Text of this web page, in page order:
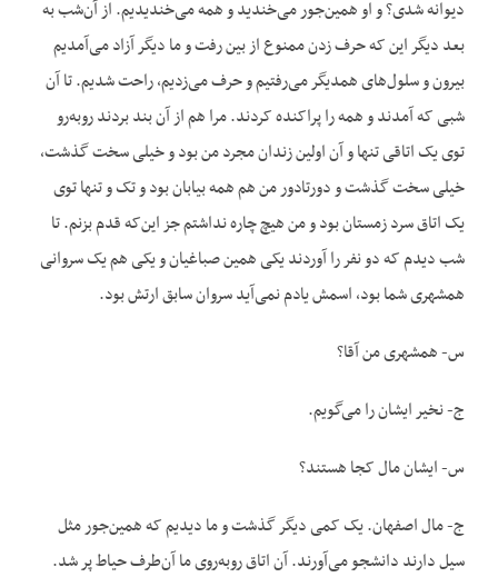
دیوانه شدی؟ و او همین‌جور می‌خندید و همه می‌خندیدیم. از آن‌شب به
بعد دیگر این که حرف زدن ممنوع از بین رفت و ما دیگر آزاد می‌آمدیم
بیرون و سلول‌های همدیگر می‌رفتیم و حرف می‌زدیم، راحت شدیم. تا آن‌
شبی که آمدند و همه را پراکنده کردند. مرا هم از آن بند بردند روبه‌رو
توی یک اتاقی تنها و آن اولین زندان مجرد من بود و خیلی سخت گذشت،
خیلی سخت گذشت و دورتادور من هم همه بیابان بود و تک و تنها توی
یک اتاق سرد زمستان بود و من هیچ چاره نداشتم جز این‌که قدم بزنم. تا
شب دیدم که دو نفر را آوردند یکی همین صباغیان و یکی هم یک سروانی
همشهری شما بود، اسمش یادم نمی‌آید سروان سابق ارتش بود.
س- همشهری من آقا؟
ج- نخیر ایشان را می‌گویم.
س- ایشان مال کجا هستند؟
ج- مال اصفهان. یک کمی دیگر گذشت و ما دیدیم که همین‌جور مثل
سیل دارند دانشجو می‌آورند. آن اتاق روبه‌روی ما آن‌طرف حیاط پر شد.